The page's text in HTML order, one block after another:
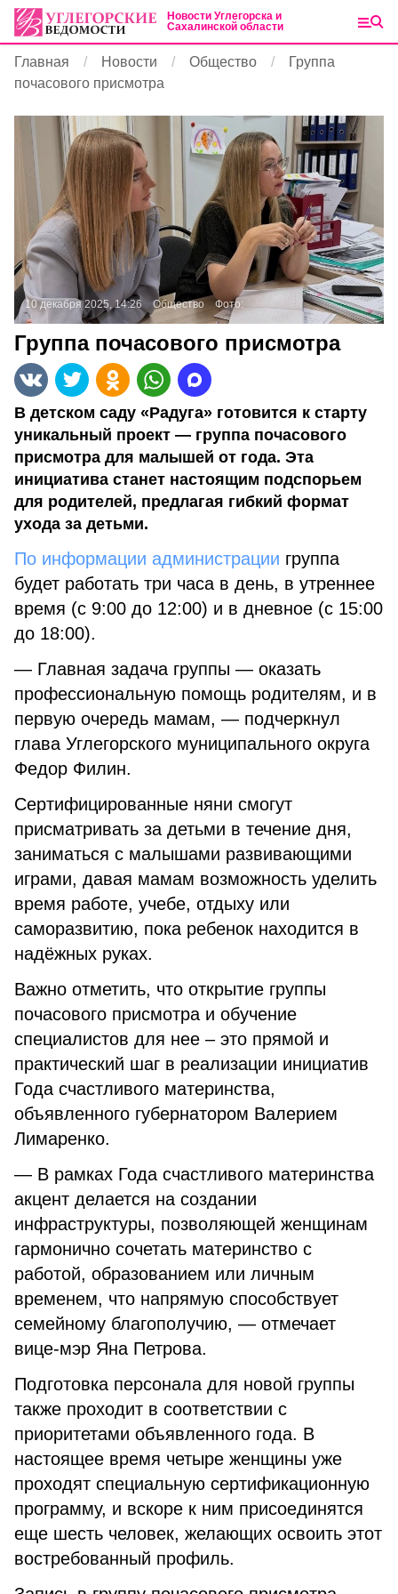
Новости Углегорска и
Сахалинской области
Главная Новости Общество
Группа
почасового присмотра
10 декабря 2025, 14:26 Общество Фото:
Группа почасового присмотра
В детском саду «Радуга» готовится к старту
уникальный проект — группа почасового
присмотра для малышей от года. Эта
инициатива станет настоящим подспорьем
для родителей, предлагая гибкий формат
ухода за детьми.
По информации администрации группа
будет работать три часа в день, в утреннее
время (с 9:00 до 12:00) и в дневное (с 15:00
до 18:00).
— Главная задача группы — оказать
профессиональную помощь родителям, и в
первую очередь мамам, — подчеркнул
глава Углегорского муниципального округа
Федор Филин.
Сертифицированные няни смогут
присматривать за детьми в течение дня,
заниматься с малышами развивающими
играми, давая мамам возможность уделить
время работе, учебе, отдыху или
саморазвитию, пока ребенок находится в
надёжных руках.
Важно отметить, что открытие группы
почасового присмотра и обучение
специалистов для нее – это прямой и
практический шаг в реализации инициатив
Года счастливого материнства,
объявленного губернатором Валерием
Лимаренко.
— В рамках Года счастливого материнства
акцент делается на создании
инфраструктуры, позволяющей женщинам
гармонично сочетать материнство с
работой, образованием или личным
временем, что напрямую способствует
семейному благополучию, — отмечает
вице-мэр Яна Петрова.
Подготовка персонала для новой группы
также проходит в соответствии с
приоритетами объявленного года. В
настоящее время четыре женщины уже
проходят специальную сертификационную
программу, и вскоре к ним присоединятся
еще шесть человек, желающих освоить этот
востребованный профиль.